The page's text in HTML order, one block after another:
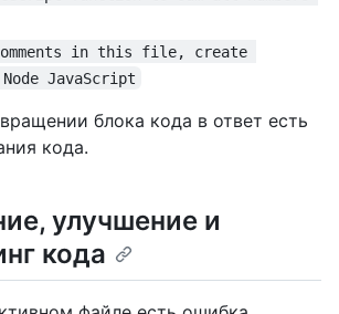
in this file, create
JavaScript
блока кода в ответ есть
кода.
улучшение и
кода